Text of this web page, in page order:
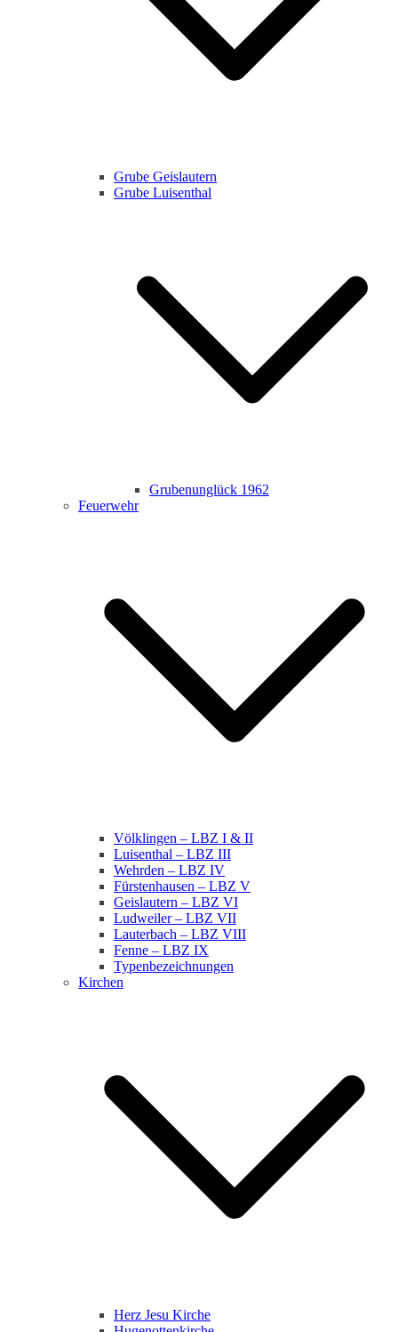
Grube Geislautern
Grube Luisenthal
Grubenunglück 1962
Feuerwehr
Völklingen – LBZ I & II
Luisenthal – LBZ III
Wehrden – LBZ IV
Fürstenhausen – LBZ V
Geislautern – LBZ VI
Ludweiler – LBZ VII
Lauterbach – LBZ VIII
Fenne – LBZ IX
Typenbezeichnungen
Kirchen
Herz Jesu Kirche